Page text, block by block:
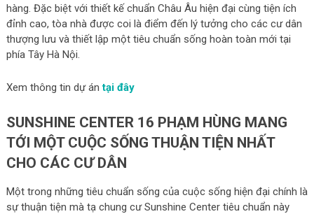
hàng. Đặc biệt với thiết kế chuẩn Châu Âu hiện đại cùng tiện ích
đỉnh cao, tòa nhà được coi là điểm đến lý tưởng cho các cư dân
thượng lưu và thiết lập một tiêu chuẩn sống hoàn toàn mới tại
phía Tây Hà Nội.
Xem thông tin dự ántại đây
SUNSHINE CENTER 16 PHẠM HÙNG MANG
TỚI MỘT CUỘC SỐNG THUẬN TIỆN NHẤT
CHO CÁC CƯ DÂN
Một trong những tiêu chuẩn sống của cuộc sống hiện đại chính là
sự thuận tiện mà tạ chung cư Sunshine Center tiêu chuẩn này